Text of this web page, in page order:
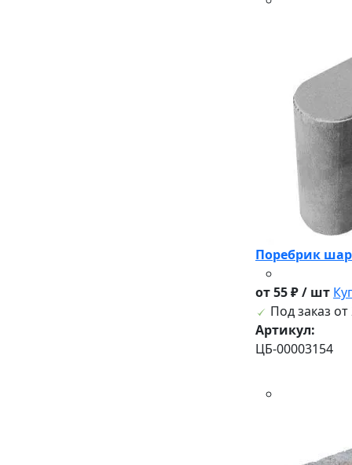
Поребрик
от 55 ₽ / шт
Под заказ от
Артикул:
ЦБ-00003154